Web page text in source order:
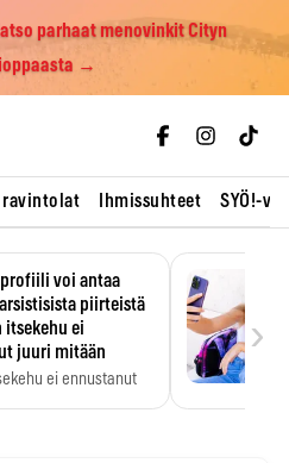
parhaat menovinkit Cityn
→
ravintolat Ihmissuhteet SYÖ!-
voi antaa
piirteistä
ei
juuri mitään
ei ennustanut
›